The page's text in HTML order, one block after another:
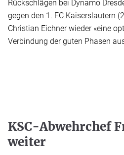
Rückschlägen bei Dynamo
gegen den 1. FC Kaiserslautern
Christian Eichner wieder «eine
Verbindung der guten Phasen
KSC-Abwehrchef
weiter